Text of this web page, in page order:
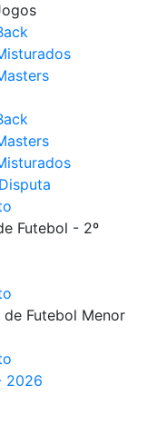
Futebol - 2º
Futebol Menor
2026